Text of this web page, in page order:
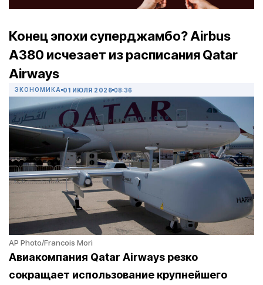
Конец эпохи суперджамбо? Airbus
A380 исчезает из расписания Qatar
Airways
ЭКОНОМИКА 01 ИЮЛЯ 2026 08:36
AP Photo/Francois Mori
Авиакомпания Qatar Airways резко
сокращает использование крупнейшего